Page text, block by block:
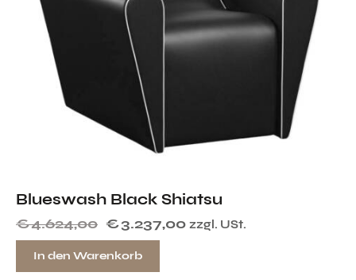
Blueswash Black Shiatsu
€4.624,00 €3.237,00 zzgl. USt.
In den Warenkorb